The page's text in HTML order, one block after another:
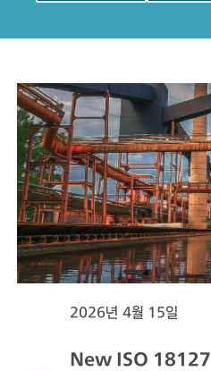
2026년 4월 15일
New ISO